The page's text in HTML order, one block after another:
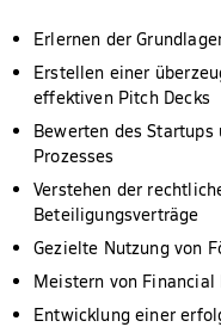
Erlernen der
Erstellen einer
effektiven Pitch Decks
Bewerten des Startups
Prozesses
Verstehen der
Beteiligungsverträge
Gezielte Nutzung von
Meistern von
Entwicklung einer